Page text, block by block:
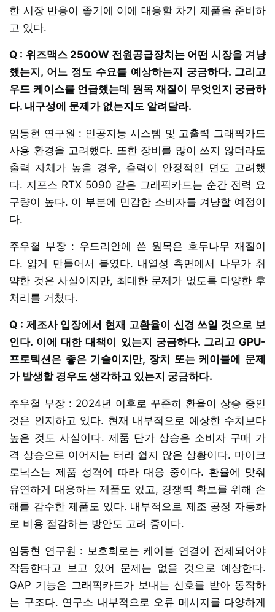
한 시장 반응이 좋기에 이에 대응할 차기 제품을 준비하
고 있다.
Q : 위즈맥스 2500W 전원공급장치는 어떤 시장을 겨냥
했는지, 어느 정도 수요를 예상하는지 궁금하다. 그리고
우드 케이스를 언급했는데 원목 재질이 무엇인지 궁금하
다. 내구성에 문제가 없는지도 알려달라.
임동현 연구원 : 인공지능 시스템 및 고출력 그래픽카드
사용 환경을 고려했다. 또한 장비를 많이 쓰지 않더라도
출력 자체가 높을 경우, 출력이 안정적인 면도 고려했
다. 지포스 RTX 5090 같은 그래픽카드는 순간 전력 요
구량이 높다. 이 부분에 민감한 소비자를 겨냥할 예정이
다.
주우철 부장 : 우드리안에 쓴 원목은 호두나무 재질이
다. 얇게 만들어서 붙였다. 내열성 측면에서 나무가 취
약한 것은 사실이지만, 최대한 문제가 없도록 다양한 후
처리를 거쳤다.
Q : 제조사 입장에서 현재 고환율이 신경 쓰일 것으로 보
인다. 이에 대한 대책이 있는지 궁금하다. 그리고 GPU-
프로텍션은 좋은 기술이지만, 장치 또는 케이블에 문제
가 발생할 경우도 생각하고 있는지 궁금하다.
주우철 부장 : 2024년 이후로 꾸준히 환율이 상승 중인
것은 인지하고 있다. 현재 내부적으로 예상한 수치보다
높은 것도 사실이다. 제품 단가 상승은 소비자 구매 가
격 상승으로 이어지는 터라 쉽지 않은 상황이다. 마이크
로닉스는 제품 성격에 따라 대응 중이다. 환율에 맞춰
유연하게 대응하는 제품도 있고, 경쟁력 확보를 위해 손
해를 감수한 제품도 있다. 내부적으로 제조 공정 자동화
로 비용 절감하는 방안도 고려 중이다.
임동현 연구원 : 보호회로는 케이블 연결이 전제되어야
작동한다고 보고 있어 문제는 없을 것으로 예상한다.
GAP 기능은 그래픽카드가 보내는 신호를 받아 동작하
는 구조다. 연구소 내부적으로 오류 메시지를 다양하게